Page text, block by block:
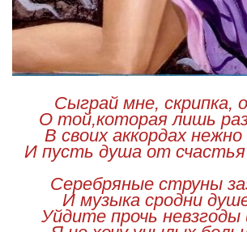
Сыграй мне, скрипка,
О той,которая лишь
В своих аккордах
И пусть душа от
Серебряные струны
И музыка сродни
Уйдите прочь невзгоды